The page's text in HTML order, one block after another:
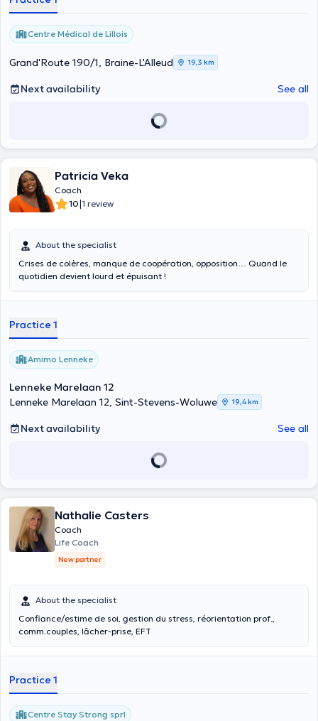
Centre Médical de Lillois
Grand'Route 190/1, Braine-L'Alleud 19,3 km
Next availability See all
Patricia Veka
Coach
10|1 review
About the specialist
Crises de colères, manque de coopération, opposition… Quand le
quotidien devient lourd et épuisant !
Practice 1
Amimo Lenneke
Lenneke Marelaan 12
Lenneke Marelaan 12, Sint-Stevens-Woluwe
19,4 km
Next availability See all
Nathalie Casters
Coach
Life Coach
New partner
About the specialist
Confiance/estime de soi, gestion du stress, réorientation prof.,
comm.couples, lâcher-prise, EFT
Practice 1
Centre Stay Strong sprl